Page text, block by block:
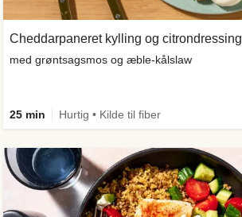
Cheddarpaneret kylling og citrondressing
med grøntsagsmos og æble-kålslaw
25 min Hurtig • Kilde til fiber